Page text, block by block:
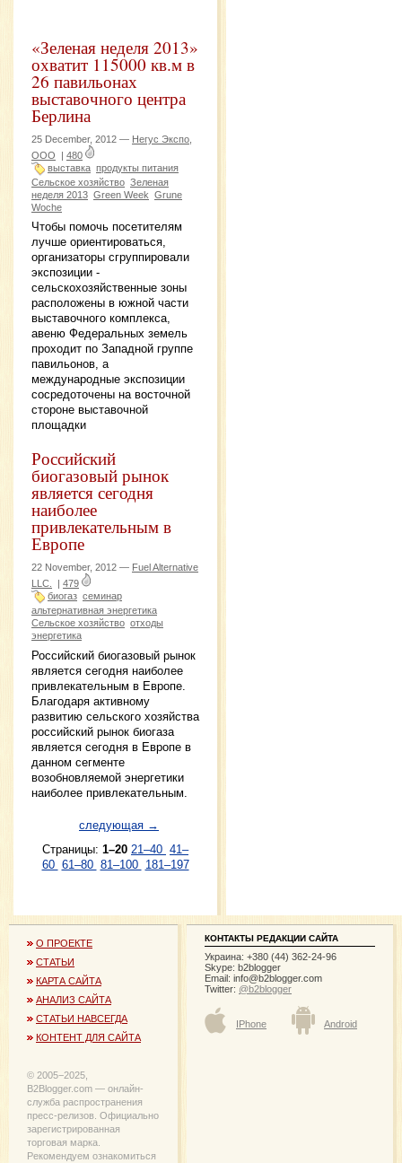
«Зеленая неделя 2013»
охватит 115000 кв.м в
26 павильонах
выставочного центра
Берлина
25 December, 2012 — Негус Экспо,
ООО | 480
выставка продукты питания
Сельское хозяйство Зеленая
неделя 2013 Green Week Grune
Woche
Чтобы помочь посетителям
лучше ориентироваться,
организаторы сгруппировали
экспозиции -
сельскохозяйственные зоны
расположены в южной части
выставочного комплекса,
авеню Федеральных земель
проходит по Западной группе
павильонов, а
международные экспозиции
сосредоточены на восточной
стороне выставочной
площадки
Российский
биогазовый рынок
является сегодня
наиболее
привлекательным в
Европе
22 November, 2012 — Fuel Alternative
LLC.
| 479
биогаз семинар
альтернативная энергетика
Сельское хозяйство отходы
энергетика
Российский биогазовый рынок
является сегодня наиболее
привлекательным в Европе.
Благодаря активному
развитию сельского хозяйства
российский рынок биогаза
является сегодня в Европе в
данном сегменте
возобновляемой энергетики
наиболее привлекательным.
следующая →
Страницы: 1–20 21–40 41–
60 61–80 81–100 181–197
О ПРОЕКТЕ
СТАТЬИ
КАРТА САЙТА
АНАЛИЗ САЙТА
СТАТЬИ НАВСЕГДА
КОНТЕНТ ДЛЯ САЙТА
© 2005−2025,
B2Blogger.com — онлайн-
служба распространения
пресс-релизов. Официально
зарегистрированная
торговая марка.
Рекомендуем ознакомиться
КОНТАКТЫ РЕДАКЦИИ САЙТА
Украина: +380 (44) 362-24-96
Skype: b2blogger
Email: info@b2blogger.com
Twitter: @b2blogger
IPhone Android